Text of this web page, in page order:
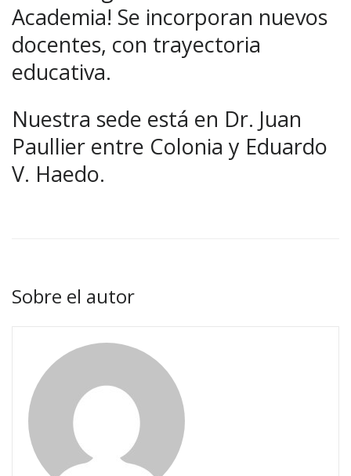
Academia! Se incorporan nuevos
docentes, con trayectoria
educativa.
Nuestra sede está en Dr. Juan
Paullier entre Colonia y Eduardo
V. Haedo.
Sobre el autor